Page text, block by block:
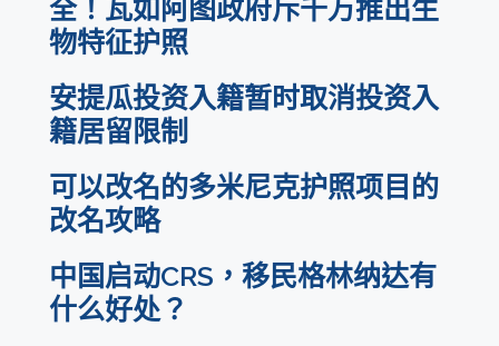
全！瓦如阿图政府斥千万推出生
物特征护照
安提瓜投资入籍暂时取消投资入
籍居留限制
可以改名的多米尼克护照项目的
改名攻略
中国启动CRS，移民格林纳达有
什么好处？